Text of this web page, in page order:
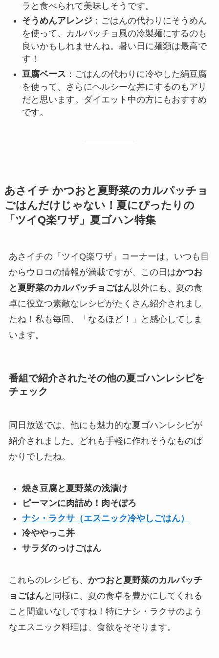
ラと食べられて美味しそうです。
そうめんアレンジ：ごはんの代わりにそうめん
を使って、カルパッチョ風の冷製麺にするのも
良いかもしれませんね。暑い日に麺類は最高で
す！
豆腐ベース ：ごはんの代わりに冷やした絹豆腐
を使って、さらにヘルシーな丼にするのもアリ
だと思います。ダイエット中の方にもおすすめ
です。
あさイチ かつおと夏野菜のカルパッチョ
ごはんだけじゃない！夏にぴったりの
「ツイQ楽ワザ」夏ゴハン特集
あさイチの「ツイQ楽ワザ」コーナーは、いつも目
からウロコの情報が満載ですが、この日はかつお
と夏野菜のカルパッチョごはん以外にも、夏の食
卓に役立つ素敵なレシピがたくさん紹介されまし
たね！私も毎回、「なるほど！」と感心してしま
います。
番組で紹介されたその他の夏ゴハンレシピを
チェック
同日放送では、他にも魅力的な夏ゴハンレシピが
紹介されました。どれも手軽に作れそうなものば
かりでしたね。
焼き豆腐と夏野菜の浅漬け
ピーマンに肉詰め！肉そぼろ
ナシ・ラクサ（エスニック冷やしごはん）
冷ややっこ丼
サラダのっけごはん
これらのレシピも、 かつおと夏野菜のカルパッチ
ョごはんと同様に、夏の食卓を豊かにしてくれる
こと間違いなしですね！特にナシ・ラクサのよう
なエスニック料理は、食欲をそそります。